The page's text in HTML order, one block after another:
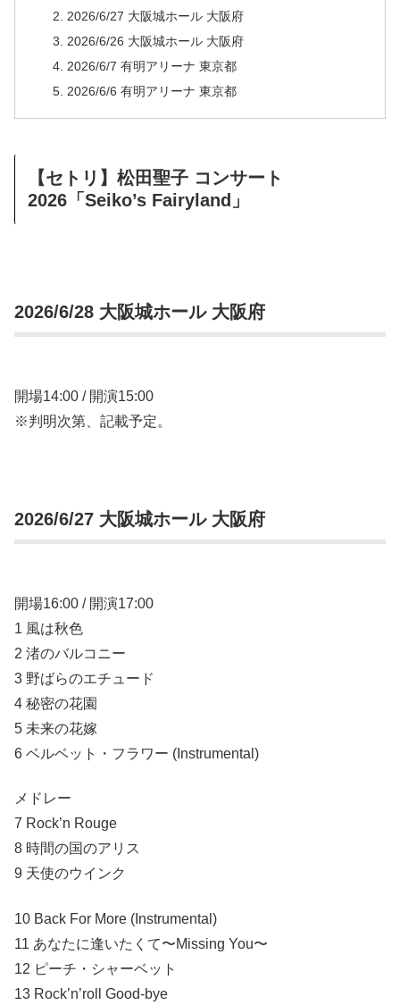
2026/6/27 大阪城ホール 大阪府
2026/6/26 大阪城ホール 大阪府
2026/6/7 有明アリーナ 東京都
2026/6/6 有明アリーナ 東京都
【セトリ】松田聖子 コンサート
2026「Seiko’s Fairyland」
2026/6/28 大阪城ホール 大阪府
開場14:00 / 開演15:00
※判明次第、記載予定。
2026/6/27 大阪城ホール 大阪府
開場16:00 / 開演17:00
1 風は秋色
2 渚のバルコニー
3 野ばらのエチュード
4 秘密の花園
5 未来の花嫁
6 ベルベット・フラワー (Instrumental)
メドレー
7 Rock’n Rouge
8 時間の国のアリス
9 天使のウインク
10 Back For More (Instrumental)
11 あなたに逢いたくて〜Missing You〜
12 ピーチ・シャーベット
13 Rock’n’roll Good-bye